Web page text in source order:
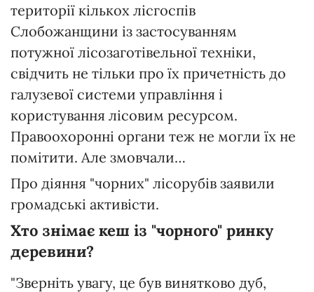
території кількох лісгоспів
Слобожанщини із застосуванням
потужної лісозаготівельної техніки,
свідчить не тільки про їх причетність до
галузевої системи управління і
користування лісовим ресурсом.
Правоохоронні органи теж не могли їх не
помітити. Але змовчали…
Про діяння "чорних" лісорубів заявили
громадські активісти.
Хто знімає кеш із "чорного" ринку
деревини?
"Зверніть увагу, це був винятково дуб,